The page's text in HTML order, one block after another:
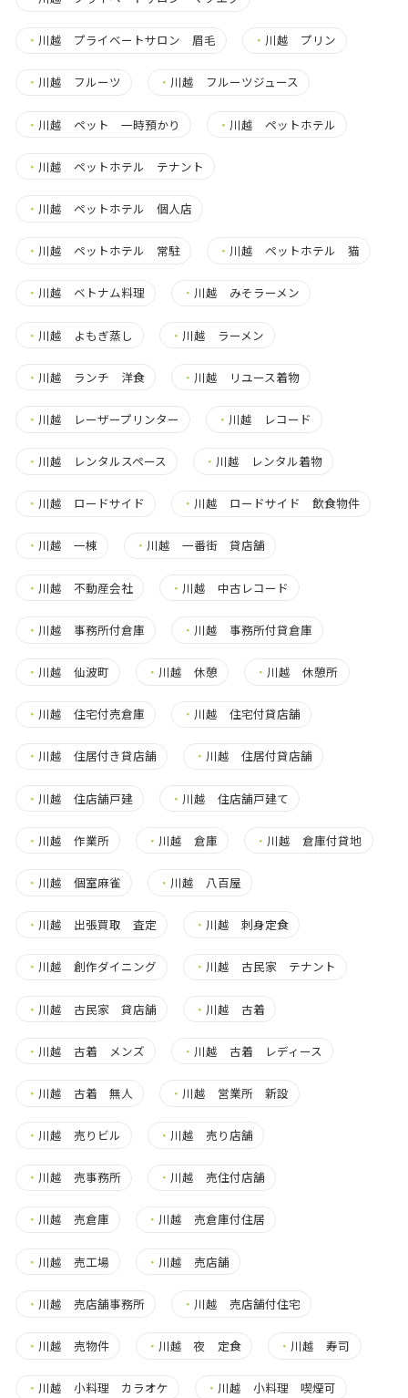
・ 川越 プライベートサロン 眉毛 ・ 川越 プリン
・ 川越 フルーツ ・ 川越 フルーツジュース
・ 川越 ペット 一時預かり ・ 川越 ペットホテル
・ 川越 ペットホテル テナント
・ 川越 ペットホテル 個人店
・ 川越 ペットホテル 常駐 ・ 川越 ペットホテル 猫
・ 川越 ベトナム料理 ・ 川越 みそラーメン
・ 川越 よもぎ蒸し ・ 川越 ラーメン
・ 川越 ランチ 洋食 ・ 川越 リユース着物
・ 川越 レーザープリンター ・ 川越 レコード
・ 川越 レンタルスペース ・ 川越 レンタル着物
・ 川越 ロードサイド ・ 川越 ロードサイド 飲食物件
・ 川越 一棟 ・ 川越 一番街 貸店舗
・ 川越 不動産会社 ・ 川越 中古レコード
・ 川越 事務所付倉庫 ・ 川越 事務所付貸倉庫
・ 川越 仙波町 ・ 川越 休憩 ・ 川越 休憩所
・ 川越 住宅付売倉庫 ・ 川越 住宅付貸店舗
・ 川越 住居付き貸店舗 ・ 川越 住居付貸店舗
・ 川越 住店舗戸建 ・ 川越 住店舗戸建て
・ 川越 作業所 ・ 川越 倉庫 ・ 川越 倉庫付貸地
・ 川越 個室麻雀 ・ 川越 八百屋
・ 川越 出張買取 査定 ・ 川越 刺身定食
・ 川越 創作ダイニング ・ 川越 古民家 テナント
・ 川越 古民家 貸店舗 ・ 川越 古着
・ 川越 古着 メンズ ・ 川越 古着 レディース
・ 川越 古着 無人 ・ 川越 営業所 新設
・ 川越 売りビル ・ 川越 売り店舗
・ 川越 売事務所 ・ 川越 売住付店舗
・ 川越 売倉庫 ・ 川越 売倉庫付住居
・ 川越 売工場 ・ 川越 売店舗
・ 川越 売店舗事務所 ・ 川越 売店舗付住宅
・ 川越 売物件 ・ 川越 夜 定食 ・ 川越 寿司
・ 川越 小料理 カラオケ ・ 川越 小料理 喫煙可